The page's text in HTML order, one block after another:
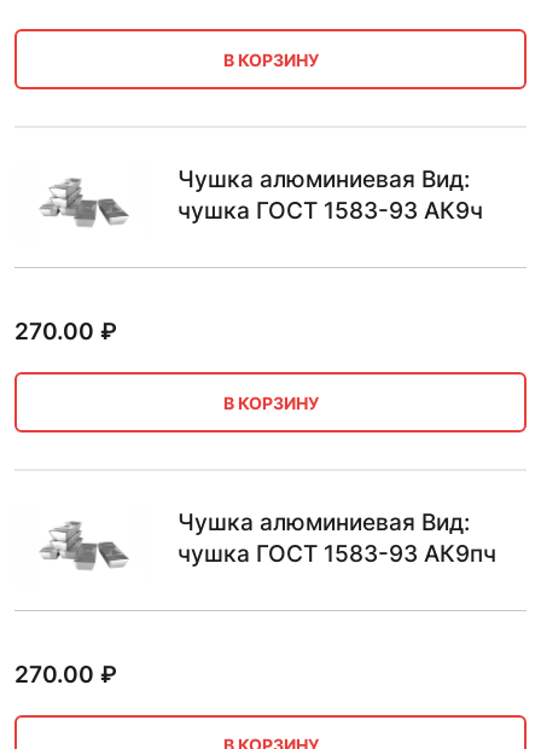
В КОРЗИНУ
Чушка алюминиевая Вид:
чушка ГОСТ 1583-93 АК9ч
270.00 ₽
В КОРЗИНУ
Чушка алюминиевая Вид:
чушка ГОСТ 1583-93 АК9пч
270.00 ₽